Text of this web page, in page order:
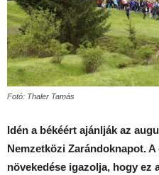
Fotó: Thaler Tamás
Idén a békéért ajánlják az
Nemzetközi Zarándoknapot.
növekedése igazolja, hogy ez